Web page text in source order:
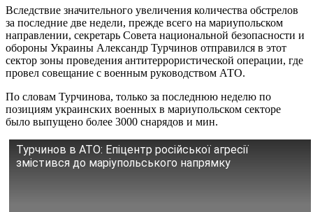
Вследствие значительного увеличения количества обстрелов
за последние две недели, прежде всего на мариупольском
направлении, секретарь Совета национальной безопасности и
обороны Украины Александр Турчинов отправился в этот
сектор зоны проведения антитеррористической операции, где
провел совещание с военным руководством АТО.
По словам Турчинова, только за последнюю неделю по
позициям украинских военных в мариупольском секторе
было выпущено более 3000 снарядов и мин.
Турчинов в АТО: Епіцентр російської агресії
змістився до маріупольського напрямку